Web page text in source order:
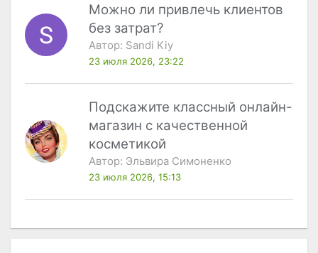
Можно ли привлечь клиентов
без затрат?
Автор: Sandi Kiy
23 июля 2026, 23:22
Подскажите классный онлайн-
магазин с качественной
косметикой
Автор: Эльвира Симоненко
23 июля 2026, 15:13